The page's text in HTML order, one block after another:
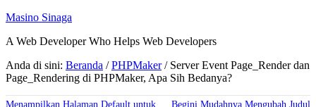
Masino Sinaga
A Web Developer Who Helps Web Developers
Anda di sini: Beranda / PHPMaker /Server Event Page_Render dan
Page_Rendering di PHPMaker, Apa Sih Bedanya?
Menampilkan Halaman Default untuk
Begini Mudahnya Mengubah Judul